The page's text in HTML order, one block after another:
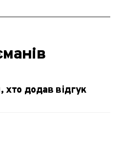
додав відгук